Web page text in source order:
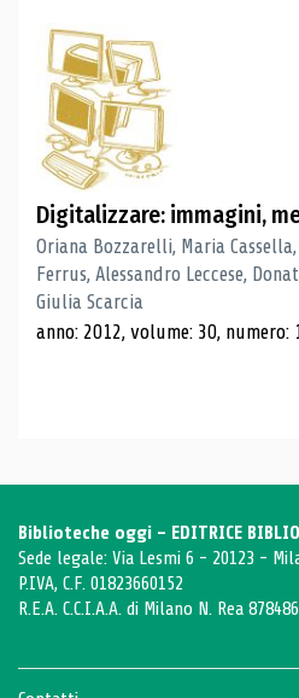
Digitalizzare: immagini,
Oriana Bozzarelli, Maria
Ferrus, Alessandro Leccese,
Giulia Scarcia
anno: 2012, volume: 30, numero:
Biblioteche oggi - EDITRICE
Sede legale: Via Lesmi 6 - 20123 -
P.IVA, C.F. 01823660152
R.E.A. C.C.I.A.A. di Milano N. Rea 878486